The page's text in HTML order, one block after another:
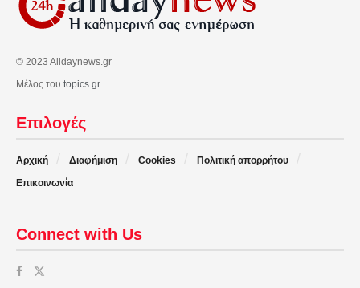
© 2023 Alldaynews.gr
Μέλος του topics.gr
Επιλογές
Αρχική Διαφήμιση Cookies
Πολιτική απορρήτου
Επικοινωνία
Connect with Us